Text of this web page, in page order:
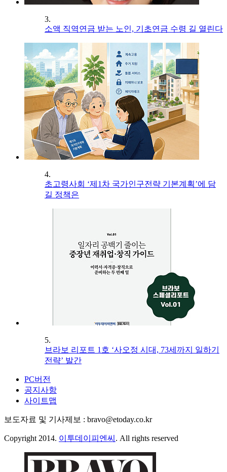
3.
소액 직역연금 받는 노인, 기초연금 수령 길 열린다
4.
초고령사회 ‘제1차 국가인구전략 기본계획’에 담
길 정책은
5.
브라보 리포트 1호 ‘사오정 시대, 73세까지 일하기
전략’ 발간
PC버전
공지사항
사이트맵
보도자료 및 기사제보 : bravo@etoday.co.kr
Copyright 2014. 이투데이피엔씨 . All rights reserved